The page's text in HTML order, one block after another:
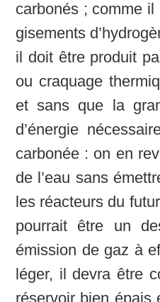
carbonés ; comme il
gisements
il doit être produit
ou craquage
et sans que la
d’énergie
carbonée : on en
de l’eau sans
les réacteurs du
pourrait être un
émission de gaz à
léger, il devra être
réservoir bien épais